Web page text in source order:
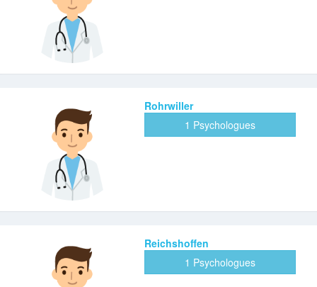
Rohrwiller
1 Psychologues
Reichshoffen
1 Psychologues